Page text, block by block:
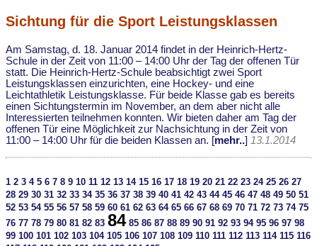
Sichtung für die Sport Leistungsklassen
Am Samstag, d. 18. Januar 2014 findet in der Heinrich-Hertz-
Schule in der Zeit von 11:00 – 14:00 Uhr der Tag der offenen Tür
statt. Die Heinrich-Hertz-Schule beabsichtigt zwei Sport
Leistungsklassen einzurichten, eine Hockey- und eine
Leichtathletik Leistungsklasse. Für beide Klasse gab es bereits
einen Sichtungstermin im November, an dem aber nicht alle
Interessierten teilnehmen konnten. Wir bieten daher am Tag der
offenen Tür eine Möglichkeit zur Nachsichtung in der Zeit von
11:00 – 14:00 Uhr für die beiden Klassen an. [mehr..] 13.1.2014
1 2 3 4 5 6 7 8 9 10 11 12 13 14 15 16 17 18 19 20 21 22 23 24 25 26 27
28 29 30 31 32 33 34 35 36 37 38 39 40 41 42 43 44 45 46 47 48 49 50 51
52 53 54 55 56 57 58 59 60 61 62 63 64 65 66 67 68 69 70 71 72 73 74 75
76 77 78 79 80 81 82 83 84 85 86 87 88 89 90 91 92 93 94 95 96 97 98
99 100 101 102 103 104 105 106 107 108 109 110 111 112 113 114 115 116